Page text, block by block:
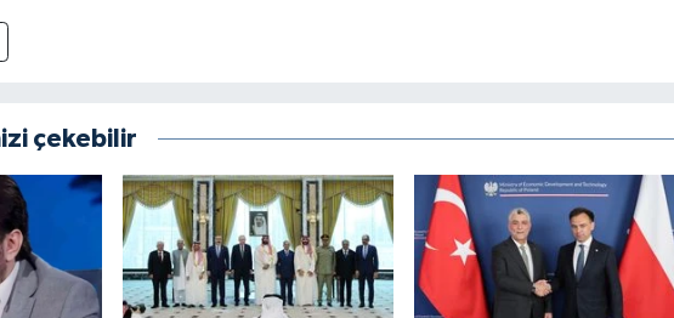
çekebilir